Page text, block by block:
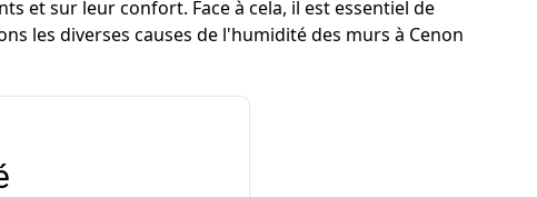
et sur leur confort. Face à cela, il est essentiel de
les diverses causes de l'humidité des murs à Cenon